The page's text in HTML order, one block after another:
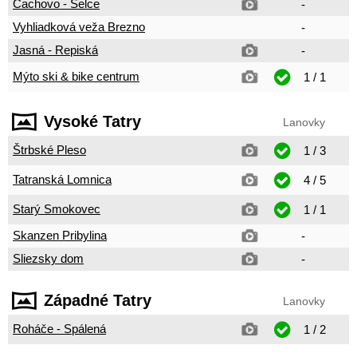
Čachovo - Selce
-
Vyhliadková veža Brezno
-
Jasná - Repiská
-
Mýto ski & bike centrum
1 / 1
Vysoké Tatry Lanovky
Štrbské Pleso 1 / 3
Tatranská Lomnica 4 / 5
Starý Smokovec
1 / 1
Skanzen Pribylina
-
Sliezsky dom
-
Západné Tatry Lanovky
Roháče - Spálená 1 / 2